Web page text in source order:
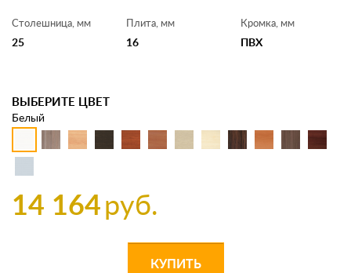
Столешница, мм
25
Плита, мм
16
Кромка, мм
ПВХ
ВЫБЕРИТЕ ЦВЕТ
Белый
14 164руб.
КУПИТЬ